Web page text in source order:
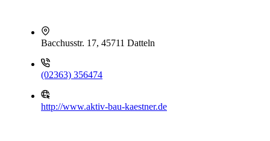
Bacchusstr. 17, 45711 Datteln
(02363) 356474
http://www.aktiv-bau-kaestner.de